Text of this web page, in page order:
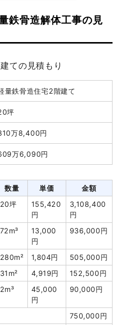
135万円
251万6,910円
25,000円
1,350,000円
1,000円
53,000円
300円
4,200円
3,500円
70,000円
1,200円
40,000円
80,000円
80,000円
80,000円
12,500円
0円
鉄骨造解体工事の見
ての見積もり
量鉄骨造住宅2階建て
坪
万8,400円
万6,090円
数量 単価
金額
20坪
155,420
円
3,108,400
円
72m³
13,000
円
936,000円
280m² 1,804円
505,000円
31m² 4,919円
152,500円
2m³
45,000
円
90,000円
750,000円